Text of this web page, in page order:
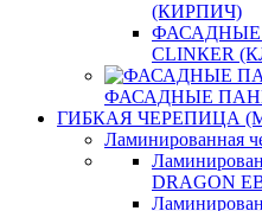
(КИРПИЧ)
ФАСАДНЫЕ
CLINКER
ФАСАДНЫЕ
ГИБКАЯ ЧЕРЕПИЦА
Ламинированная
DRAGON